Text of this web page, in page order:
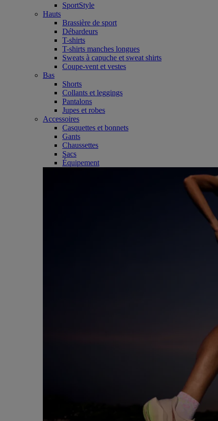
SportStyle
Hauts
Brassière de sport
Débardeurs
T-shirts
T-shirts manches longues
Sweats à capuche et sweat shirts
Coupe-vent et vestes
Bas
Shorts
Collants et leggings
Pantalons
Jupes et robes
Accessoires
Casquettes et bonnets
Gants
Chaussettes
Sacs
Équipement